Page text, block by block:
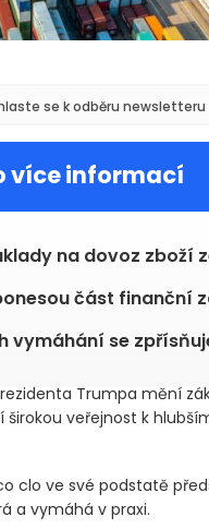
se k odběru newsletteru
více informací
na dovoz zboží
část finanční
vymáhání se
Trumpa mění
veřejnost k
clo ve své podstatě
a vymáhá v praxi.